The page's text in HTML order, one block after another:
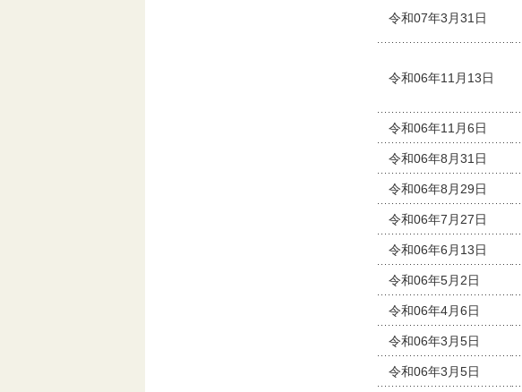
令和07年3月31日
令和06年11月13日
令和06年11月6日
令和06年8月31日
令和06年8月29日
令和06年7月27日
令和06年6月13日
令和06年5月2日
令和06年4月6日
令和06年3月5日
令和06年3月5日